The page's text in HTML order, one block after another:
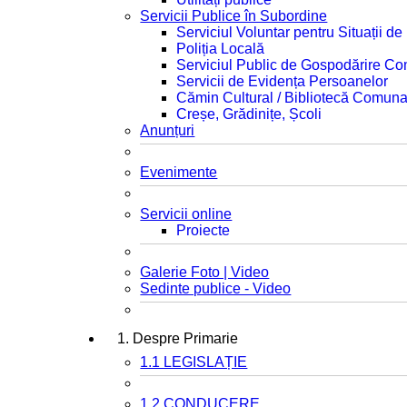
Servicii Publice în Subordine
Serviciul Voluntar pentru Situații de
Poliția Locală
Serviciul Public de Gospodărire
Servicii de Evidența Persoanelor
Cămin Cultural / Bibliotecă
Creșe, Grădinițe, Școli
Anunțuri
Evenimente
Servicii online
Proiecte
Galerie Foto | Video
Sedinte publice - Video
1. Despre Primarie
1.1 LEGISLAȚIE
1.2 CONDUCERE